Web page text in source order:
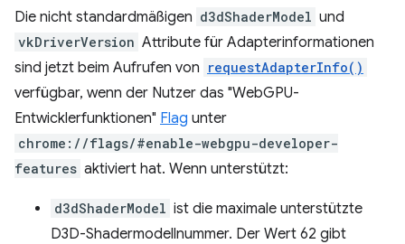
Die nicht standardmäßigen d3dShaderModel und
vkDriverVersion Attribute für Adapterinformationen
sind jetzt beim Aufrufen von requestAdapterInfo()
verfügbar, wenn der Nutzer das "WebGPU-
Entwicklerfunktionen" Flag unter
chrome://flags/#enable-webgpu-developer-
features aktiviert hat. Wenn unterstützt:
d3dShaderModel ist die maximale unterstützte
D3D-Shadermodellnummer. Der Wert 62 gibt